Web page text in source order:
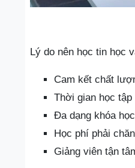
Lý do nên học tin học
Cam kết chất
Thời gian học tập
Đa dạng khóa
Học phí phải
Giảng viên tận